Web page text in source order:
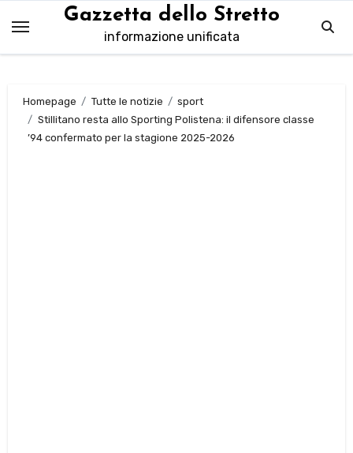
contenuto
Gazzetta dello Stretto
informazione unificata
Homepage Tutte le notizie
sport
Stillitano resta allo Sporting Polistena: il difensore classe
’94 confermato per la stagione 2025-2026